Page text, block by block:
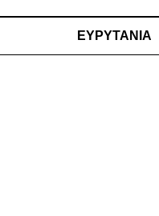
ΕΥΡΥΤΑΝΙΑ